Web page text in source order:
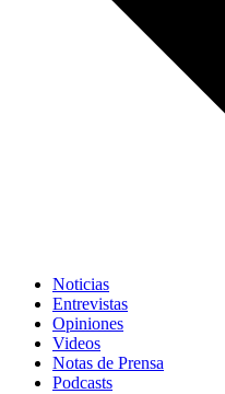
Noticias
Entrevistas
Opiniones
Videos
Notas de Prensa
Podcasts